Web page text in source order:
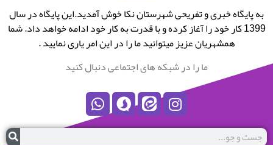
به پایگاه خبری و تفریحی شهرستان نکا خوش آمدید.این پایگاه در سال
1399 کار خود را آغاز کرده و با قدرت به کار خود ادامه خواهد داد. شما
همشهریان عزیز میتوانید ما را در این امر یاری نمایید .
ما را در شبکه های اجتماعی دنبال کنید